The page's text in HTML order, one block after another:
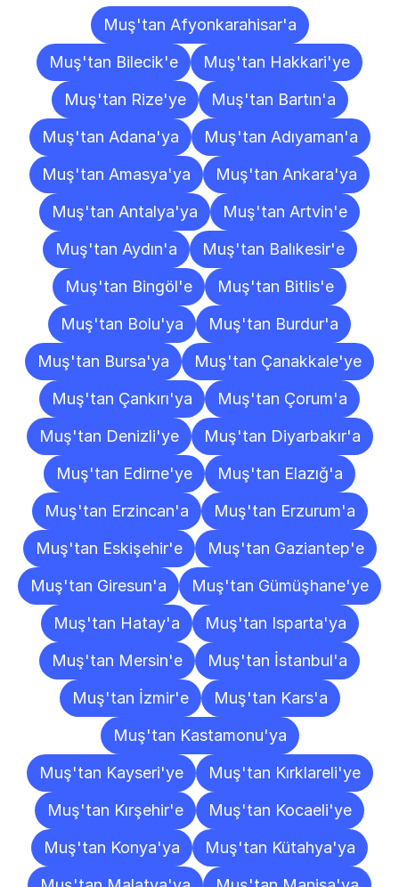
Muş'tan Afyonkarahisar'a
Muş'tan Bilecik'e
Muş'tan Hakkari'ye
Muş'tan Rize'ye
Muş'tan Bartın'a
Muş'tan Adana'ya
Muş'tan Adıyaman'a
Muş'tan Amasya'ya
Muş'tan Ankara'ya
Muş'tan Antalya'ya
Muş'tan Artvin'e
Muş'tan Aydın'a
Muş'tan Balıkesir'e
Muş'tan Bingöl'e
Muş'tan Bitlis'e
Muş'tan Bolu'ya
Muş'tan Burdur'a
Muş'tan Bursa'ya
Muş'tan Çanakkale'ye
Muş'tan Çankırı'ya
Muş'tan Çorum'a
Muş'tan Denizli'ye
Muş'tan Diyarbakır'a
Muş'tan Edirne'ye
Muş'tan Elazığ'a
Muş'tan Erzincan'a
Muş'tan Erzurum'a
Muş'tan Eskişehir'e
Muş'tan Gaziantep'e
Muş'tan Giresun'a
Muş'tan Gümüşhane'ye
Muş'tan Hatay'a
Muş'tan Isparta'ya
Muş'tan Mersin'e
Muş'tan İstanbul'a
Muş'tan İzmir'e
Muş'tan Kars'a
Muş'tan Kastamonu'ya
Muş'tan Kayseri'ye
Muş'tan Kırklareli'ye
Muş'tan Kırşehir'e
Muş'tan Kocaeli'ye
Muş'tan Konya'ya
Muş'tan Kütahya'ya